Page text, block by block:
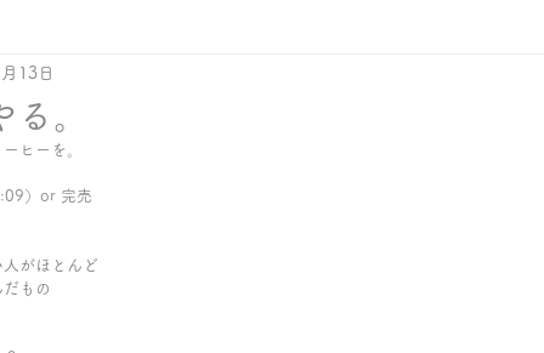
。
13日
ヒーを。
）or 完売
がほとんど
もの